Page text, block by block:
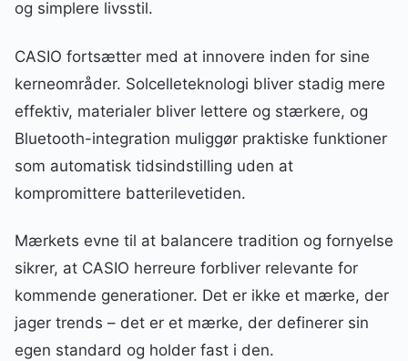
og simplere livsstil.
CASIO fortsætter med at innovere inden for sine
kerneområder. Solcelleteknologi bliver stadig mere
effektiv, materialer bliver lettere og stærkere, og
Bluetooth-integration muliggør praktiske funktioner
som automatisk tidsindstilling uden at
kompromittere batterilevetiden.
Mærkets evne til at balancere tradition og fornyelse
sikrer, at CASIO herreure forbliver relevante for
kommende generationer. Det er ikke et mærke, der
jager trends – det er et mærke, der definerer sin
egen standard og holder fast i den.